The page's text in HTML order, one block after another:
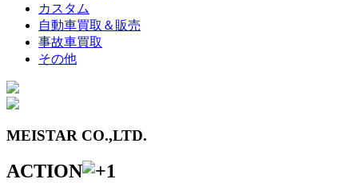
カスタム
自動車買取＆販売
事故車買取
その他
MEISTAR CO.,LTD.
ACTION